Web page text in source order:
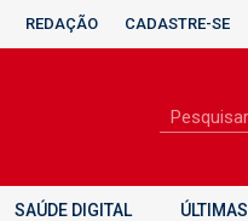
REDAÇÃO CADASTRE-SE
SAÚDE DIGITAL ÚLTIMAS